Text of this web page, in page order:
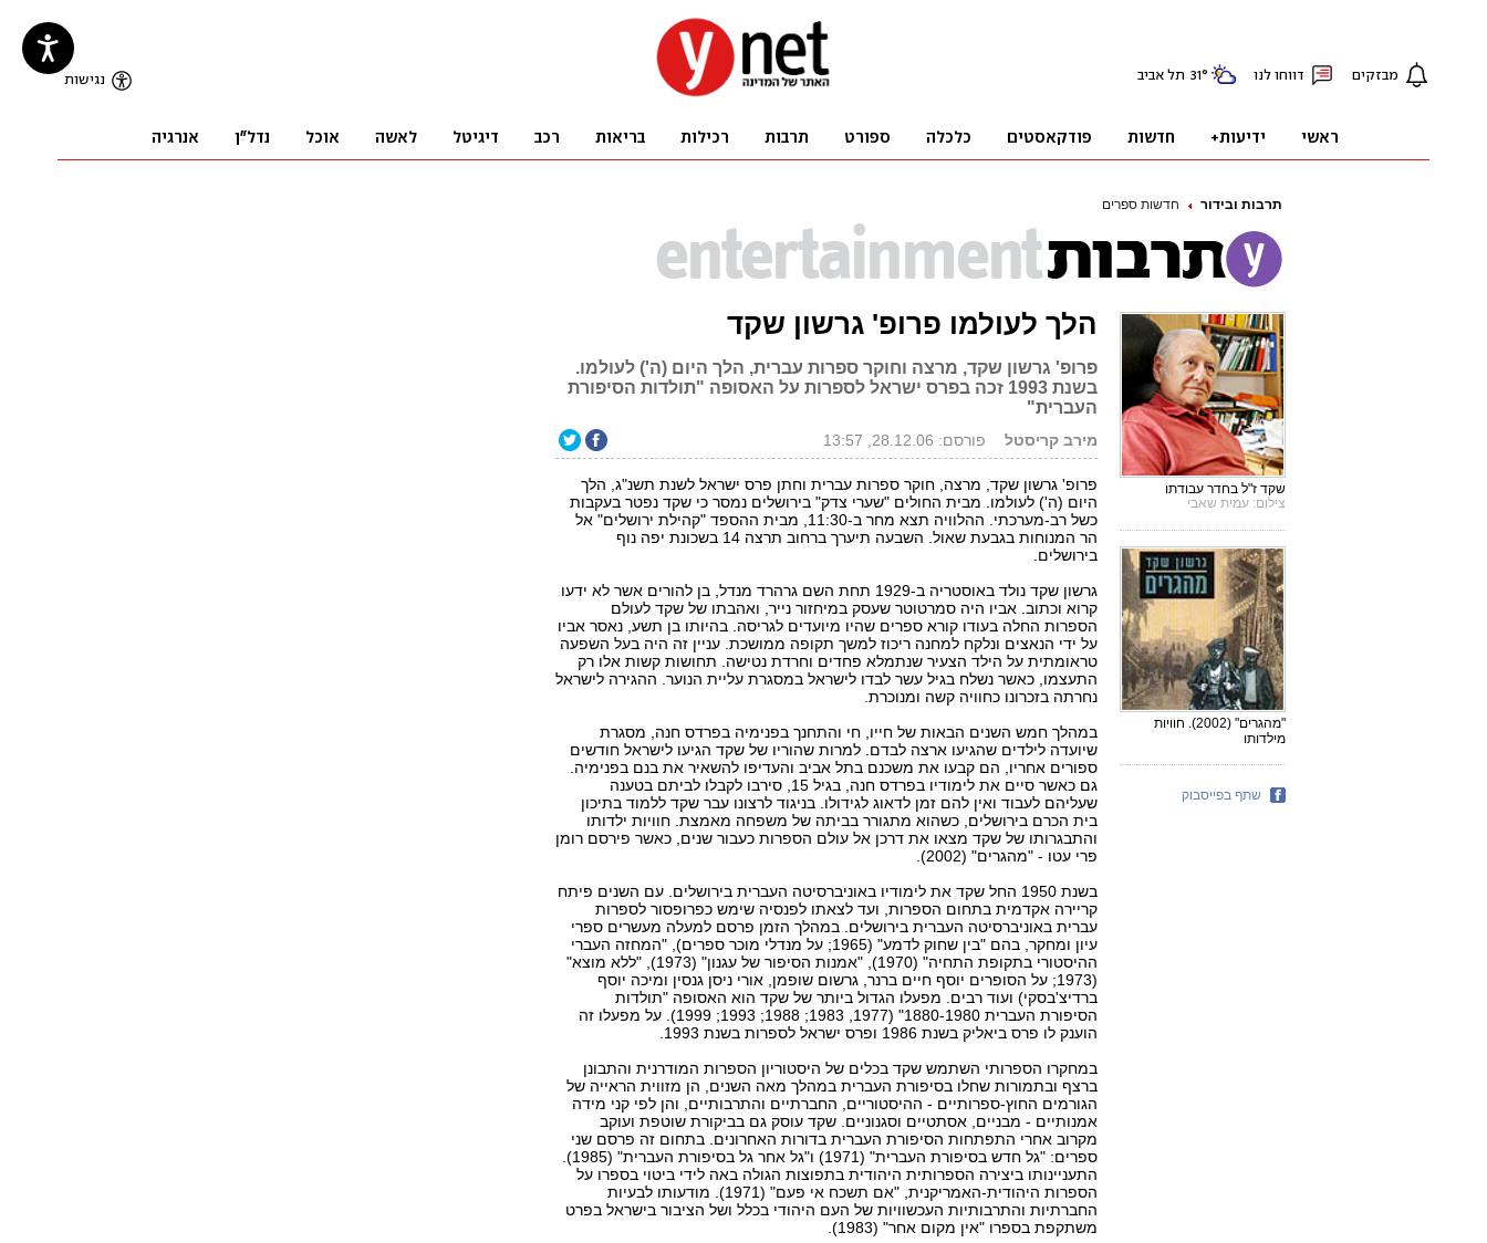
תרבות ובידור חדשות ספרים
הלך לעולמו פרופ' גרשון שקד
פרופ' גרשון שקד, מרצה וחוקר ספרות עברית, הלך היום (ה') לעולמו.
בשנת 1993 זכה בפרס ישראל לספרות על האסופה "תולדות הסיפורת
העברית"
מירב קריסטל פורסם: 28.12.06, 13:57
פרופ' גרשון שקד, מרצה, חוקר ספרות עברית וחתן פרס ישראל לשנת תשנ"ג, הלך
היום (ה') לעולמו. מבית החולים "שערי צדק" בירושלים נמסר כי שקד נפטר בעקבות
כשל רב-מערכתי. ההלוויה תצא מחר ב-11:30, מבית ההספד "קהילת ירושלים" אל
הר המנוחות בגבעת שאול. השבעה תיערך ברחוב תרצה 14 בשכונת יפה נוף
בירושלים.
גרשון שקד נולד באוסטריה ב-1929 תחת השם גרהרד מנדל, בן להורים אשר לא ידעו
קרוא וכתוב. אביו היה סמרטוטר שעסק במיחזור נייר, ואהבתו של שקד לעולם
הספרות החלה בעודו קורא ספרים שהיו מיועדים לגריסה. בהיותו בן תשע, נאסר אביו
על ידי הנאצים ונלקח למחנה ריכוז למשך תקופה ממושכת. עניין זה היה בעל השפעה
טראומתית על הילד הצעיר שנתמלא פחדים וחרדת נטישה. תחושות קשות אלו רק
התעצמו, כאשר נשלח בגיל עשר לבדו לישראל במסגרת עליית הנוער. ההגירה לישראל
נחרתה בזכרונו כחוויה קשה ומנוכרת.
במהלך חמש השנים הבאות של חייו, חי והתחנך בפנימיה בפרדס חנה, מסגרת
שיועדה לילדים שהגיעו ארצה לבדם. למרות שהוריו של שקד הגיעו לישראל חודשים
ספורים אחריו, הם קבעו את משכנם בתל אביב והעדיפו להשאיר את בנם בפנימיה.
גם כאשר סיים את לימודיו בפרדס חנה, בגיל 15, סירבו לקבלו לביתם בטענה
שעליהם לעבוד ואין להם זמן לדאוג לגידולו. בניגוד לרצונו עבר שקד ללמוד בתיכון
בית הכרם בירושלים, כשהוא מתגורר בביתה של משפחה מאמצת. חוויות ילדותו
והתבגרותו של שקד מצאו את דרכן אל עולם הספרות כעבור שנים, כאשר פירסם רומן
פרי עטו - "מהגרים" (2002).
בשנת 1950 החל שקד את לימודיו באוניברסיטה העברית בירושלים. עם השנים פיתח
קריירה אקדמית בתחום הספרות, ועד לצאתו לפנסיה שימש כפרופסור לספרות
עברית באוניברסיטה העברית בירושלים. במהלך הזמן פרסם למעלה מעשרים ספרי
עיון ומחקר, בהם "בין שחוק לדמע" (1965; על מנדלי מוכר ספרים), "המחזה העברי
ההיסטורי בתקופת התחיה" (1970), "אמנות הסיפור של עגנון" (1973), "ללא מוצא"
(1973; על הסופרים יוסף חיים ברנר, גרשום שופמן, אורי ניסן גנסין ומיכה יוסף
ברדיצ'בסקי) ועוד רבים. מפעלו הגדול ביותר של שקד הוא האסופה "תולדות
הסיפורת העברית 1880-1980" (1977, 1983; 1988; 1993; 1999). על מפעלו זה
הוענק לו פרס ביאליק בשנת 1986 ופרס ישראל לספרות בשנת 1993.
במחקרו הספרותי השתמש שקד בכלים של היסטוריון הספרות המודרנית והתבונן
ברצף ובתמורות שחלו בסיפורת העברית במהלך מאה השנים, הן מזווית הראייה של
הגורמים החוץ-ספרותיים - ההיסטוריים, החברתיים והתרבותיים, והן לפי קני מידה
אמנותיים - מבניים, אסתטיים וסגנוניים. שקד עוסק גם בביקורת שוטפת ועוקב
מקרוב אחרי התפתחות הסיפורת העברית בדורות האחרונים. בתחום זה פרסם שני
ספרים: "גל חדש בסיפורת העברית" (1971) ו"גל אחר גל בסיפורת העברית" (1985).
התעניינותו ביצירה הספרותית היהודית בתפוצות הגולה באה לידי ביטוי בספרו על
הספרות היהודית-האמריקנית, "אם תשכח אי פעם" (1971). מודעותו לבעיות
החברתיות והתרבותיות העכשוויות של העם היהודי בכלל ושל הציבור בישראל בפרט
משתקפת בספרו "אין מקום אחר" (1983).
שקד ז"ל בחדר עבודתו
צילום: עמית שאבי
"מהגרים" (2002). חוויות
מילדותו
שתף בפייסבוק